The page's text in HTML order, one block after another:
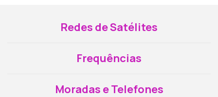
Redes de Satélites
Frequências
Moradas e Telefones